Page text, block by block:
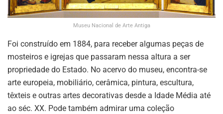
Museu Nacional de Arte Antiga
Foi construído em 1884, para receber algumas peças de
mosteiros e igrejas que passaram nessa altura a ser
propriedade do Estado. No acervo do museu, encontra-se
arte europeia, mobiliário, cerâmica, pintura, escultura,
têxteis e outras artes decorativas desde a Idade Média até
ao séc. XX. Pode também admirar uma coleção